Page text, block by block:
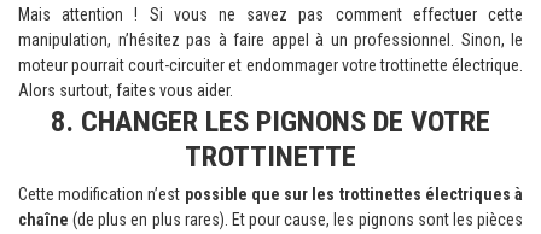
Mais attention ! Si vous ne savez pas comment effectuer cette
manipulation, n’hésitez pas à faire appel à un professionnel. Sinon, le
moteur pourrait court-circuiter et endommager votre trottinette électrique.
Alors surtout, faites vous aider.
8. CHANGER LES PIGNONS DE VOTRE
TROTTINETTE
Cette modification n’est possible que sur les trottinettes électriques à
chaîne (de plus en plus rares). Et pour cause, les pignons sont les pièces